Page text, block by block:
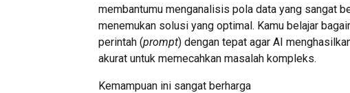
membantumu menganalisis pola data yang sangat
menemukan solusi yang optimal. Kamu belajar
perintah (prompt) dengan tepat agar AI
akurat untuk memecahkan masalah kompleks.
Kemampuan ini sangat berharga